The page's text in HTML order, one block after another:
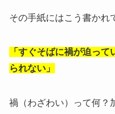
その手紙にはこう書かれ
「すぐそばに禍が迫っ
られない」
禍（わざわい）って何？